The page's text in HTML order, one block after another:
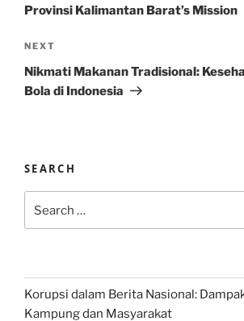
Provinsi Kalimantan Barat’s Mission
Next
Post
NEXT
Nikmati Makanan Tradisional:
Bola di Indonesia
SEARCH
for:
Korupsi dalam Berita Nasional:
Kampung dan Masyarakat